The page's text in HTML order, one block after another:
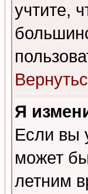
учтите,
Я
Если вы
может
летним